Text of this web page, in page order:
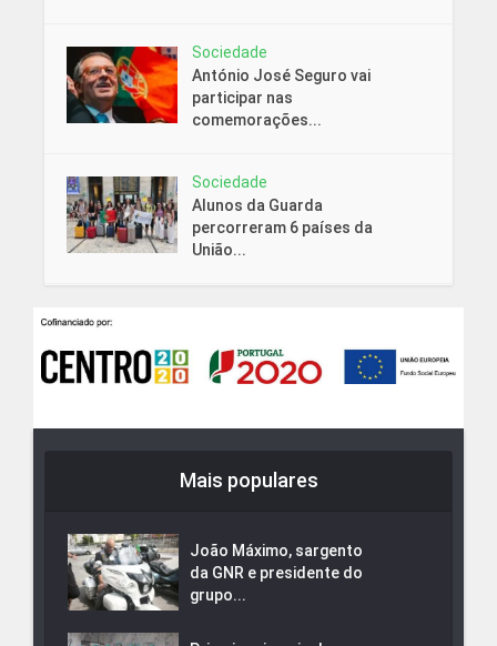
Sociedade
António José Seguro vai
participar nas
comemorações...
Sociedade
Alunos da Guarda
percorreram 6 países da
União...
Mais populares
João Máximo, sargento
da GNR e presidente do
grupo...